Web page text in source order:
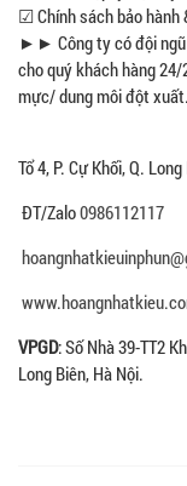
☑ Chính sách bảo hành
►► Công ty có đội ngũ
cho quý khách hàng
mực/ dung môi đột xuất.
Tổ 4, P. Cự Khối, Q.
ĐT/Zalo0986112117
VPGD: Số Nhà 39-TT2
Long Biên, Hà Nội.